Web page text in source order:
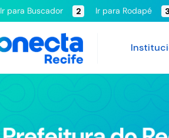
Ir para Buscador 2 Ir para Rodapé 3